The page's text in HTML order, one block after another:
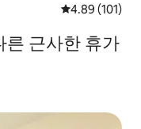
평점 4.89점(5
4.89 (101)
른 근사한 휴가